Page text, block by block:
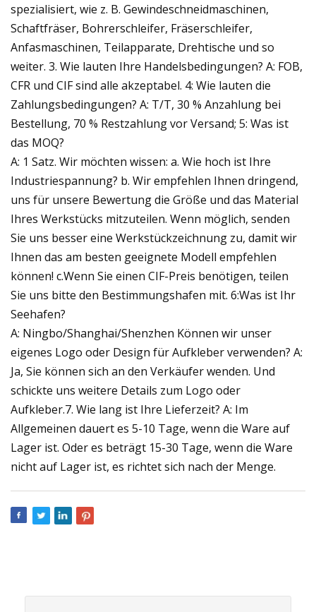
spezialisiert, wie z. B. Gewindeschneidmaschinen,
Schaftfräser, Bohrerschleifer, Fräserschleifer,
Anfasmaschinen, Teilapparate, Drehtische und so
weiter. 3. Wie lauten Ihre Handelsbedingungen? A: FOB,
CFR und CIF sind alle akzeptabel. 4: Wie lauten die
Zahlungsbedingungen? A: T/T, 30 % Anzahlung bei
Bestellung, 70 % Restzahlung vor Versand; 5: Was ist
das MOQ?
A: 1 Satz. Wir möchten wissen: a. Wie hoch ist Ihre
Industriespannung? b. Wir empfehlen Ihnen dringend,
uns für unsere Bewertung die Größe und das Material
Ihres Werkstücks mitzuteilen. Wenn möglich, senden
Sie uns besser eine Werkstückzeichnung zu, damit wir
Ihnen das am besten geeignete Modell empfehlen
können! c.Wenn Sie einen CIF-Preis benötigen, teilen
Sie uns bitte den Bestimmungshafen mit. 6:Was ist Ihr
Seehafen?
A: Ningbo/Shanghai/Shenzhen Können wir unser
eigenes Logo oder Design für Aufkleber verwenden? A:
Ja, Sie können sich an den Verkäufer wenden. Und
schickte uns weitere Details zum Logo oder
Aufkleber.7. Wie lang ist Ihre Lieferzeit? A: Im
Allgemeinen dauert es 5-10 Tage, wenn die Ware auf
Lager ist. Oder es beträgt 15-30 Tage, wenn die Ware
nicht auf Lager ist, es richtet sich nach der Menge.